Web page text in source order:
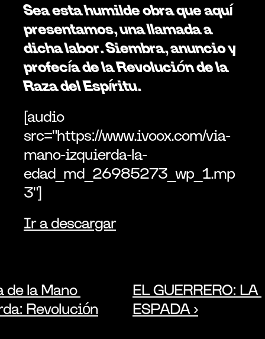
Sea esta humilde obra que aquí
presentamos, una llamada a
dicha labor. Siembra, anuncio y
profecía de la Revolución de la
Raza del Espíritu.
[audio
src="https://www.ivoox.com/via-
mano-izquierda-la-
edad_md_26985273_wp_1.mp
3"]
Ir a descargar
de la Mano
Revolución
EL GUERRERO: LA
ESPADA ›